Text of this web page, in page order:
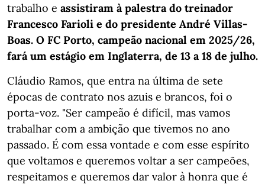
trabalho e assistiram à palestra do treinador
Francesco Farioli e do presidente André Villas-
Boas. O FC Porto, campeão nacional em 2025/26,
fará um estágio em Inglaterra, de 13 a 18 de julho.
Cláudio Ramos, que entra na última de sete
épocas de contrato nos azuis e brancos, foi o
porta-voz. "Ser campeão é difícil, mas vamos
trabalhar com a ambição que tivemos no ano
passado. É com essa vontade e com esse espírito
que voltamos e queremos voltar a ser campeões,
respeitamos e queremos dar valor à honra que é